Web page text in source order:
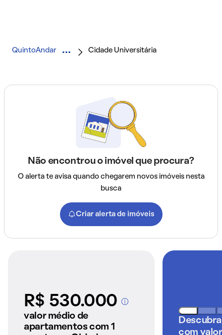
QuintoAndar Cidade Universitária
Não encontrou o imóvel que procura?
O alerta te avisa quando chegarem novos imóveis nesta
busca
Criar alerta de imóveis
R$ 530.000A partir dos imóveis
valor médio de
apartamentos com 1
com